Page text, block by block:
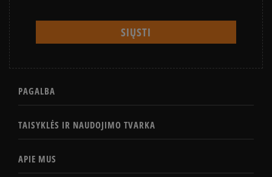
PAGALBA
TAISYKLĖS IR NAUDOJIMO TVARKA
APIE MUS